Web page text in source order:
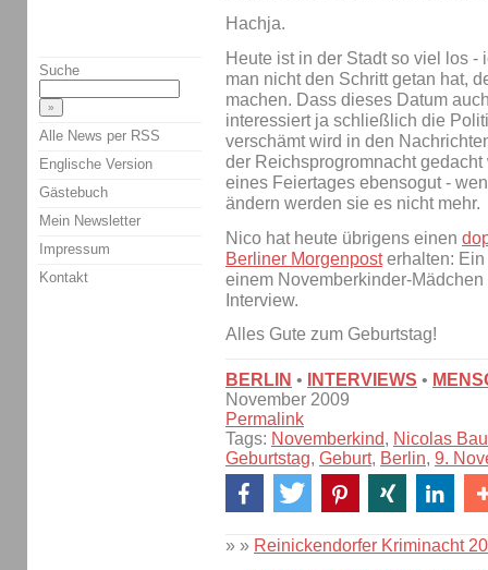
Hachja.
Heute ist in der Stadt so viel los
man nicht den Schritt getan hat,
machen. Dass dieses Datum
interessiert ja schließlich die
verschämt wird in den
der Reichsprogromnacht
eines Feiertages ebensogut -
ändern werden sie es nicht mehr.
Nico hat heute übrigens einen
Berliner Morgenposterhalten: Ein
einem Novemberkinder-
Interview.
Alles Gute zum Geburtstag!
BERLIN • INTERVIEWS •
November 2009
Permalink
Tags: Novemberkind, Nicolas
Geburtstag, Geburt, Berlin, 9.
» » Reinickendorfer Kriminacht
Suche
Alle News per RSS
Englische Version
Gästebuch
Mein Newsletter
Impressum
Kontakt